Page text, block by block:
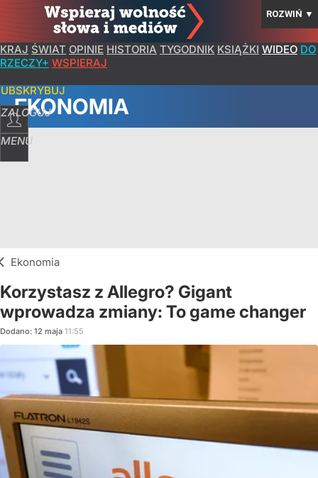
ROZWIŃ ▼
KRAJ ŚWIAT OPINIE HISTORIA TYGODNIK KSIĄŻKI WIDEO DO
RZECZY+ WSPIERAJ
ZALOGUJ
MENU
EKONOMIA
Ekonomia
Korzystasz z Allegro? Gigant
wprowadza zmiany: To game changer
Dodano: 12 maja 11:55